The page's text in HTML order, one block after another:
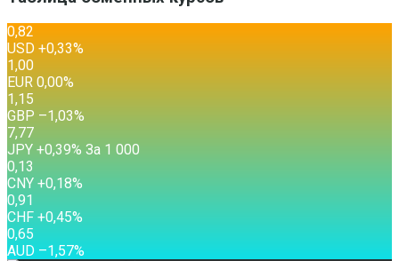
0,82
USD +0,33%
1,00
EUR 0,00%
1,15
GBP –1,03%
7,77
JPY +0,39% За 1 000
0,13
CNY +0,18%
0,91
CHF +0,45%
0,65
AUD –1,57%